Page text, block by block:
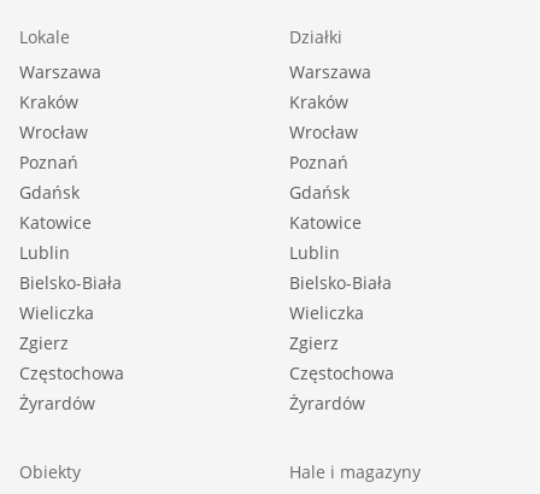
Lokale
Warszawa
Kraków
Wrocław
Poznań
Gdańsk
Katowice
Lublin
Bielsko-Biała
Wieliczka
Zgierz
Częstochowa
Żyrardów
Działki
Warszawa
Kraków
Wrocław
Poznań
Gdańsk
Katowice
Lublin
Bielsko-Biała
Wieliczka
Zgierz
Częstochowa
Żyrardów
Obiekty
Hale i magazyny